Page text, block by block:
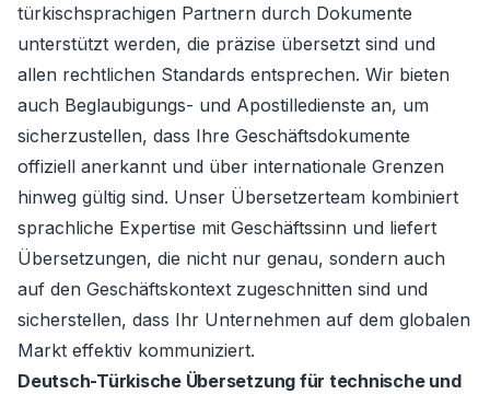
türkischsprachigen Partnern durch Dokumente
unterstützt werden, die präzise übersetzt sind und
allen rechtlichen Standards entsprechen. Wir bieten
auch Beglaubigungs- und Apostilledienste an, um
sicherzustellen, dass Ihre Geschäftsdokumente
offiziell anerkannt und über internationale Grenzen
hinweg gültig sind. Unser Übersetzerteam kombiniert
sprachliche Expertise mit Geschäftssinn und liefert
Übersetzungen, die nicht nur genau, sondern auch
auf den Geschäftskontext zugeschnitten sind und
sicherstellen, dass Ihr Unternehmen auf dem globalen
Markt effektiv kommuniziert.
Deutsch-Türkische Übersetzung für technische und